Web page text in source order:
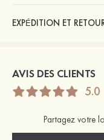
EXPÉDITION ET
AVIS DES CLIENTS
5.0
Partagez votre